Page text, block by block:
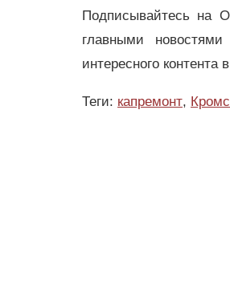
Подписывайтесь на
главными
интересного контента в
Теги: капремонт,